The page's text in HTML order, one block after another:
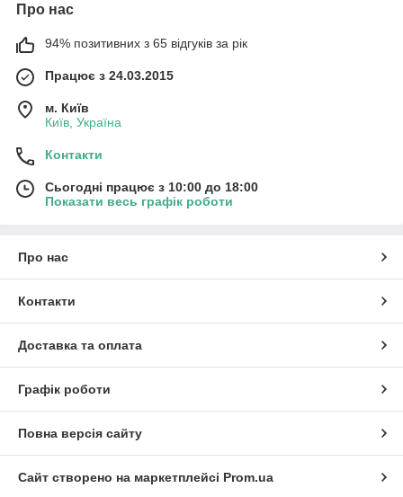
Про нас
94% позитивних з 65 відгуків за рік
Працює з 24.03.2015
м. Київ
Київ, Україна
Контакти
Сьогодні працює з 10:00 до 18:00
Показати весь графік роботи
Про нас
Контакти
Доставка та оплата
Графік роботи
Повна версія сайту
Сайт створено на маркетплейсі Prom.ua